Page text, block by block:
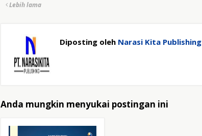
Lebih lama
Diposting oleh Narasi Kita Publishing
Anda mungkin menyukai postingan ini